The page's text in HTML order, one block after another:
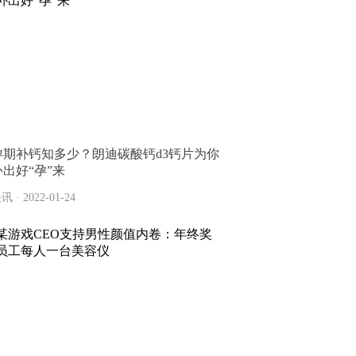
期补钙知多少？朗迪碳酸钙d3钙片为你
出好“孕”来
· 2022-01-24